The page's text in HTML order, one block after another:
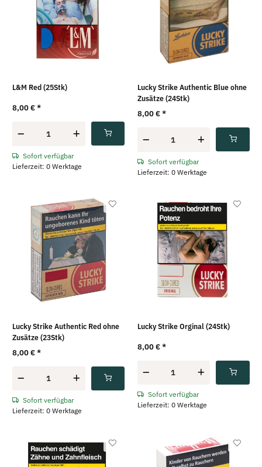
L&M Red (25Stk)
8,00 €*
Sofort verfügbar
Lieferzeit: 0 Werktage
Lucky Strike Authentic Blue ohne
Zusätze (24Stk)
8,00 €*
Sofort verfügbar
Lieferzeit: 0 Werktage
Lucky Strike Authentic Red ohne
Zusätze (23Stk)
8,00 €*
Sofort verfügbar
Lieferzeit: 0 Werktage
Lucky Strike Orginal (24Stk)
8,00 €*
Sofort verfügbar
Lieferzeit: 0 Werktage